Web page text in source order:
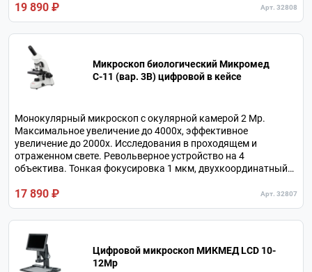
В комплекте жесткий кейс и мини-лаборатория с
препаратами и принадлежностями.
19 890 ₽ Арт. 32808
Микроскоп биологический Микромед
С-11 (вар. 3B) цифровой в кейсе
Монокулярный микроскоп с окулярной камерой 2 Мр.
Максимальное увеличение до 4000х, эффективное
увеличение до 2000х. Исследования в проходящем и
отраженном свете. Револьверное устройство на 4
объектива. Тонкая фокусировка 1 мкм, двухкоординатный
батарей. В комплекте кейс и минилаборатория.
17 890 ₽ Арт. 32807
Цифровой микроскоп МИКМЕД LCD 10-
12Mp